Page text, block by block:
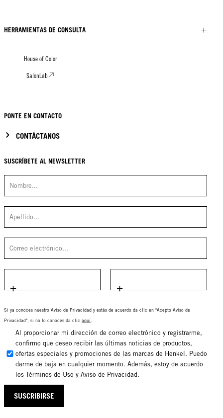
HERRAMIENTAS DE CONSULTA
House of Color
SalonLab
PONTE EN CONTACTO
CONTÁCTANOS
SUSCRÍBETE AL NEWSLETTER
Si ya conoces nuestro Aviso de Privacidad y estás de acuerdo da clic en "Acepto Aviso de
Privacidad", si no lo conoces da clic aquí
Al proporcionar mi dirección de correo electrónico y registrarme,
confirmo que deseo recibir las últimas noticias de productos,
ofertas especiales y promociones de las marcas de Henkel. Puedo
darme de baja en cualquier momento. Además, estoy de acuerdo
los Términos de Uso y Aviso de Privacidad.
SUSCRIBIRSE